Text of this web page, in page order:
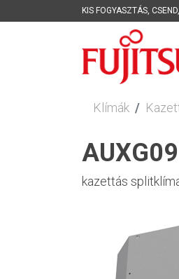
KIS FOGYASZTÁS, CSEND,
Klímák
kazettás